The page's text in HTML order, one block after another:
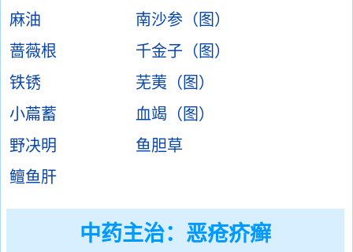
麻油
南沙参（图）
蔷薇根
千金子（图）
铁锈
芜荑（图）
小萹蓄
血竭（图）
野决明
鱼胆草
鳣鱼肝
中药主治： 恶疮疥癣